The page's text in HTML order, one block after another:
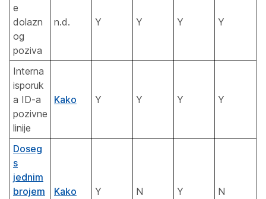
e
dolazn
og
poziva
n.d. Y Y Y Y
Interna
isporuk
a ID-a
pozivne
linije
Kako Y Y Y Y
Doseg
s
jednim
brojem
Kako Y N Y N